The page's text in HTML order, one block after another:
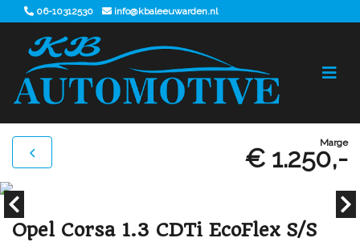
06-10312530 info@kbaleeuwarden.nl
Marge
€ 1.250,-
Opel Corsa 1.3 CDTi EcoFlex S/S